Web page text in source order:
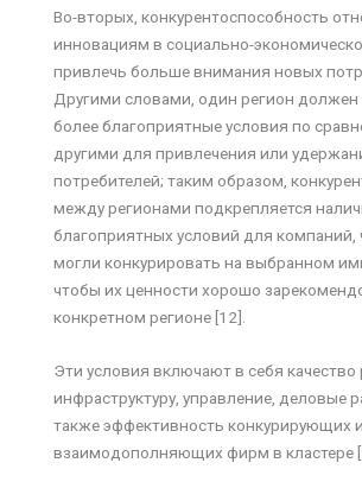
Во-вторых, конкурентоспособность
инновациям в социально-
привлечь больше внимания новых
Другими словами, один регион должен
более благоприятные условия по
другими для привлечения или
потребителей; таким образом,
между регионами подкрепляется
благоприятных условий для компаний,
могли конкурировать на выбранном
чтобы их ценности хорошо
конкретном регионе [12].
Эти условия включают в себя качество
инфраструктуру, управление, деловые
также эффективность конкурирующих и
взаимодополняющих фирм в кластере